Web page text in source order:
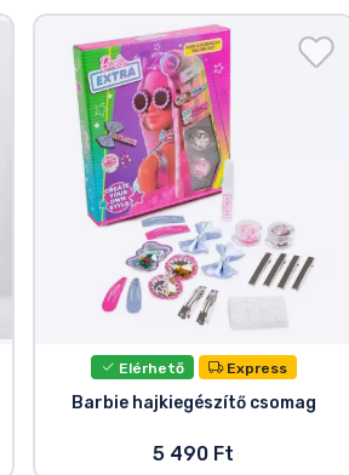
Elérhető Express
Barbie hajkiegészítő csomag
5 490 Ft